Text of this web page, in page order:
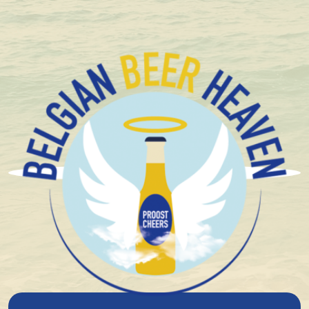
Emballé compact et en toute sécurité
Alcool et mineurs (-18)
Étant donné que Belgian Beer Heaven propose
principalement des boissons alcoolisées, vous devez
avoir au moins 18 ans pour visiter notre site. Vous ne
pouvez pas non plus passer de commande si vous
avez moins de 18 ans. Cette limite d'âge est imposée
par la loi.
Conditions générales